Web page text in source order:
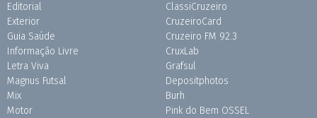
Editorial
Exterior
Guia Saúde
Informação Livre
Letra Viva
Magnus Futsal
Mix
Motor
ClassiCruzeiro
CruzeiroCard
Cruzeiro FM 92.3
CruxLab
Grafsul
Depositphotos
Burh
Pink do Bem OSSEL